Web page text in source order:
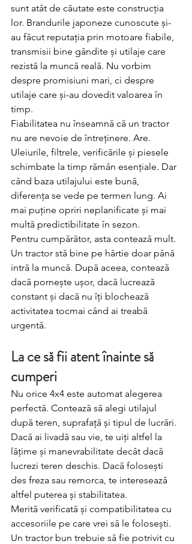
sunt atât de căutate este construcția
lor. Brandurile japoneze cunoscute și-
au făcut reputația prin motoare fiabile,
transmisii bine gândite și utilaje care
rezistă la muncă reală. Nu vorbim
despre promisiuni mari, ci despre
utilaje care și-au dovedit valoarea în
timp.
Fiabilitatea nu înseamnă că un tractor
nu are nevoie de întreținere. Are.
Uleiurile, filtrele, verificările și piesele
schimbate la timp rămân esențiale. Dar
când baza utilajului este bună,
diferența se vede pe termen lung. Ai
mai puține opriri neplanificate și mai
multă predictibilitate în sezon.
Pentru cumpărător, asta contează mult.
Un tractor stă bine pe hârtie doar până
intră la muncă. După aceea, contează
dacă pornește ușor, dacă lucrează
constant și dacă nu îți blochează
activitatea tocmai când ai treabă
urgentă.
La ce să fii atent înainte să
cumperi
Nu orice 4x4 este automat alegerea
perfectă. Contează să alegi utilajul
după teren, suprafață și tipul de lucrări.
Dacă ai livadă sau vie, te uiți altfel la
lățime și manevrabilitate decât dacă
lucrezi teren deschis. Dacă folosești
des freza sau remorca, te interesează
altfel puterea și stabilitatea.
Merită verificată și compatibilitatea cu
accesoriile pe care vrei să le folosești.
Un tractor bun trebuie să fie potrivit cu